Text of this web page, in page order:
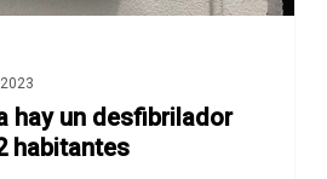
hay un desfibrilador
habitantes